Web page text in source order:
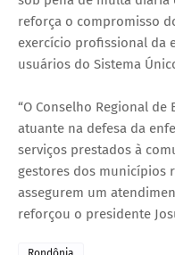
reforça o compromisso
exercício profissional da
usuários do Sistema
“O Conselho Regional
atuante na defesa da
serviços prestados à
gestores dos municípios
assegurem um
reforçou o presidente